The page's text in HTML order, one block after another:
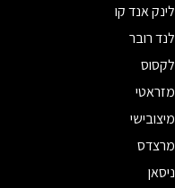
לינק אנד קו
לנד רובר
לקסוס
מזראטי
מיצובישי
מרצדס
ניסאן